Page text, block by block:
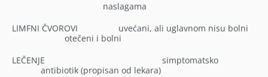
naslagama
LIMFNI ČVOROVI uvećani, ali uglavnom nisu bolni
otečeni i bolni
LEČENJE
simptomatsko
antibiotik (propisan od lekara)